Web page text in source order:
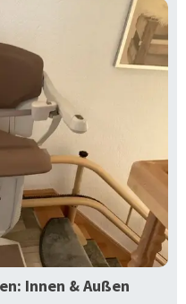
Innen & Außen